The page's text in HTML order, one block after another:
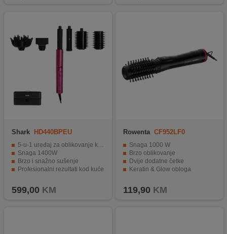
Shark HD440BPEU
5-u-1 uređaj za oblikovanje kose
Snaga 1400W
Brzo i snažno sušenje
Profesionalni rezultati kod kuće
599,00 KM
Rowenta CF952LF0
Snaga 1000 W
Brzo oblikovanje
Dvije dodatne četke
Keratin & Glow obloga
119,90 KM